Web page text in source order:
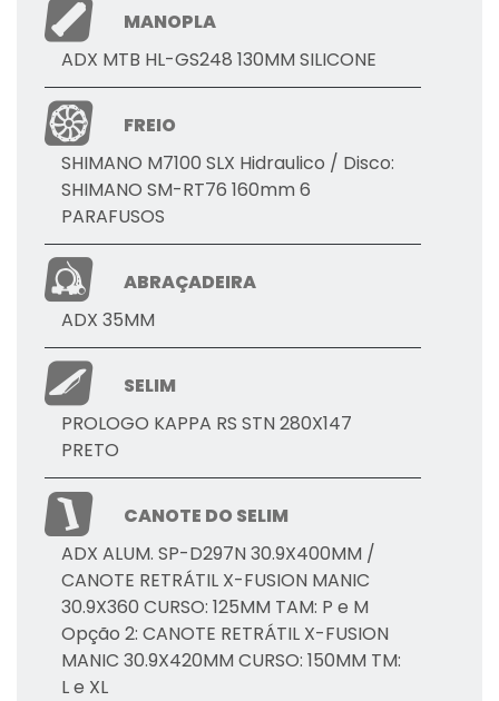
MANOPLA
ADX MTB HL-GS248 130MM SILICONE
FREIO
SHIMANO M7100 SLX Hidraulico / Disco:
SHIMANO SM-RT76 160mm 6
PARAFUSOS
ABRAÇADEIRA
ADX 35MM
SELIM
PROLOGO KAPPA RS STN 280X147
PRETO
CANOTE DO SELIM
ADX ALUM. SP-D297N 30.9X400MM /
CANOTE RETRÁTIL X-FUSION MANIC
30.9X360 CURSO: 125MM TAM: P e M
Opção 2: CANOTE RETRÁTIL X-FUSION
MANIC 30.9X420MM CURSO: 150MM TM:
L e XL